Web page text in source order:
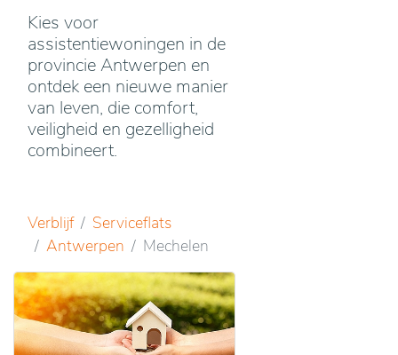
Kies voor
assistentiewoningen in de
provincie Antwerpen en
ontdek een nieuwe manier
van leven, die comfort,
veiligheid en gezelligheid
combineert.
Verblijf
Serviceflats
Antwerpen
Mechelen